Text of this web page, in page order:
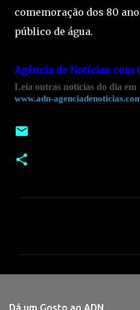
comemoração dos 80
público de água.
Agência de Notícias com
Leia outras notícias do dia em
www.adn-
t
Dá um Gosto ao ADN